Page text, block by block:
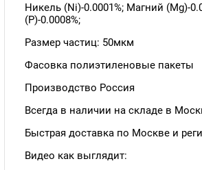
Никель (Ni)-0.0001%; Магний (Mg)-
(P)-0.0008%;
Размер частиц: 50мкм
Фасовка полиэтиленовые пакеты
Производство Россия
Всегда в наличии на складе в
Быстрая доставка по Москве и
Видео как выглядит: